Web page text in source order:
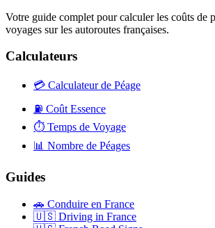
Votre guide complet pour calculer les coûts de
voyages sur les autoroutes françaises.
Calculateurs
💳 Calculateur de Péage
⛽ Coût Essence
⏱️ Temps de Voyage
📊 Nombre de Péages
Guides
🚗 Conduire en France
🇺🇸 Driving in France